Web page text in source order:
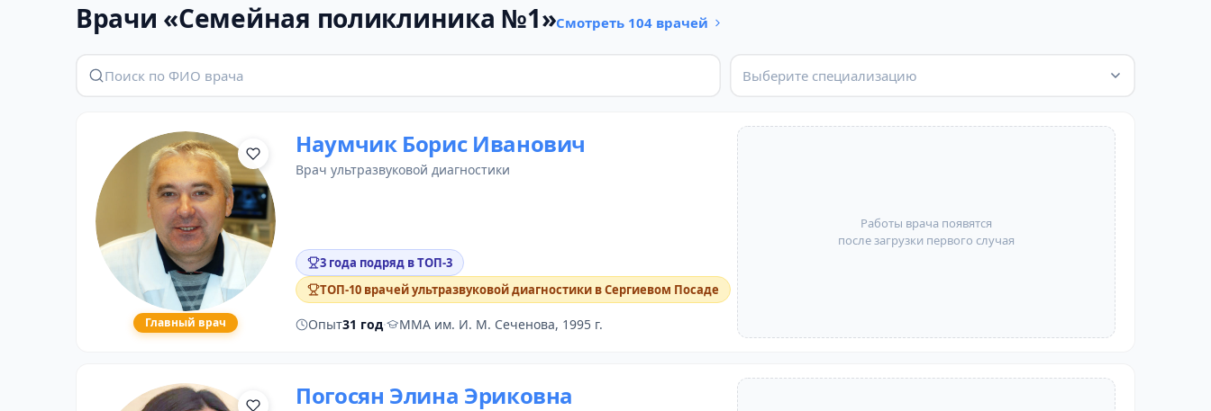
Врачи «Cемейная поликлиника №1»Смотреть 104 врачей
Выберите специализацию
Главный врач
Наумчик Борис Иванович
врач ультразвуковой диагностики
3 года подряд в ТОП-3
ТОП-10 врачей ультразвуковой диагностики в Сергиевом Посаде
Опыт31 год· ММА им. И. М. Сеченова, 1995 г.
Работы врача появятся
после загрузки первого случая
Погосян Элина Эриковна